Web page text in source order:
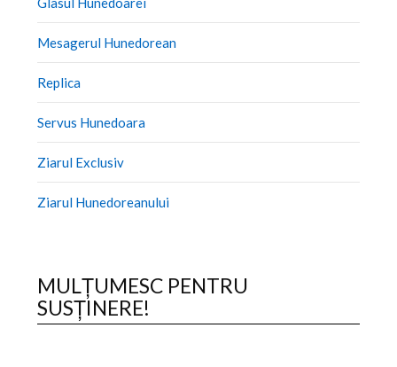
Mesagerul Hunedorean
Replica
Servus Hunedoara
Ziarul Exclusiv
Ziarul Hunedoreanului
MULȚUMESC PENTRU
SUSȚINERE!